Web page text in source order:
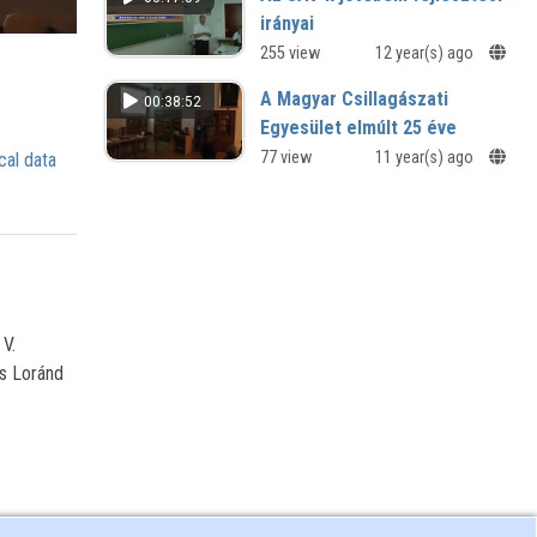
data
Loránd
irányai
XII. Természet-, műszaki és
nemzetközi konferenciája -
Szombathely
255 view 12 year(s) ago
00:38:52
A Magyar Csillagászati
Egyesület elmúlt 25 éve
Gothard Amatőrcsillagászati
77 view 11 year(s) ago